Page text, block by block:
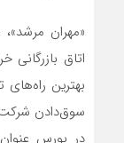
«مهران
اتاق
بهترین
سوق‌دادن
در بورس